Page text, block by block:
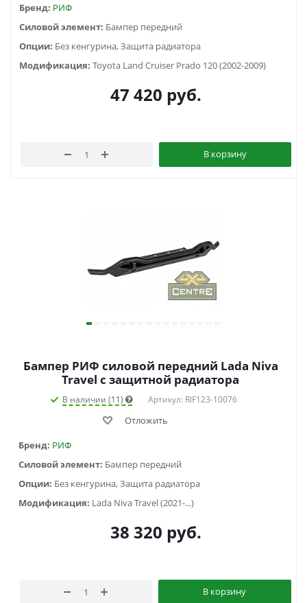
Бренд: РИФ
Силовой элемент: Бампер передний
Опции: Без кенгурина, Защита радиатора
Модификация: Toyota Land Cruiser Prado 120 (2002-2009)
47 420 руб.
В корзину
Бампер РИФ силовой передний Lada Niva
Travel с защитной радиатора
В наличии (11) Артикул: RIF123-10076
Отложить
Бренд: РИФ
Силовой элемент: Бампер передний
Опции: Без кенгурина, Защита радиатора
Модификация: Lada Niva Travel (2021-...)
38 320 руб.
В корзину